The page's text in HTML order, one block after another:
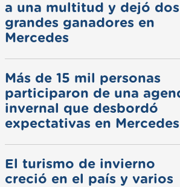
a una multitud y dejó dos
grandes ganadores en
Mercedes
Más de 15 mil personas
participaron de una
invernal que desbordó
expectativas en Mercedes
El turismo de invierno
creció en el país y varios